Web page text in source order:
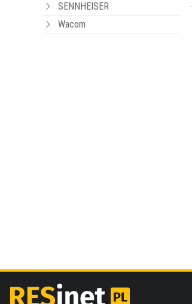
SENNHEISER
Wacom